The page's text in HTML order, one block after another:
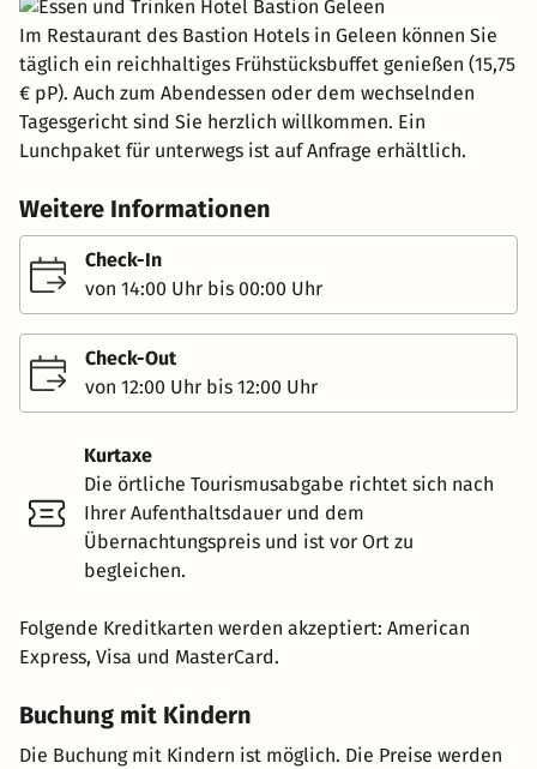
Im Restaurant des Bastion Hotels in Geleen können Sie
täglich ein reichhaltiges Frühstücksbuffet genießen (15,75
€ pP). Auch zum Abendessen oder dem wechselnden
Tagesgericht sind Sie herzlich willkommen. Ein
Lunchpaket für unterwegs ist auf Anfrage erhältlich.
Weitere Informationen
Check-In
von 14:00 Uhr bis 00:00 Uhr
Check-Out
von 12:00 Uhr bis 12:00 Uhr
Kurtaxe
Die örtliche Tourismusabgabe richtet sich nach
Ihrer Aufenthaltsdauer und dem
Übernachtungspreis und ist vor Ort zu
begleichen.
Folgende Kreditkarten werden akzeptiert: American
Express, Visa und MasterCard.
Buchung mit Kindern
Die Buchung mit Kindern ist möglich. Die Preise werden